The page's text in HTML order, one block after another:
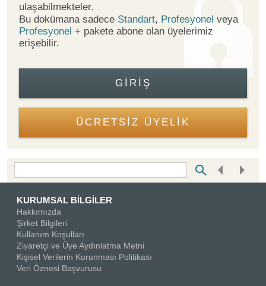
ulaşabilmekteler.
Bu dokümana sadece Standart, Profesyonel veya
Profesyonel + pakete abone olan üyelerimiz
erişebilir.
GIRIŞ
ÜCRETSİZ ÜYELİK
KURUMSAL BİLGİLER
Hakkımızda
Şirket Bilgileri
Kullanım Koşulları
Ziyaretçi ve Üye Aydınlatma Metni
Kişisel Verilerin Korunması Politikası
Veri Öznesi Başvurusu